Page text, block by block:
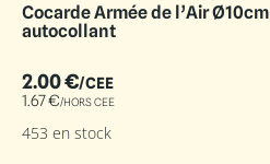
Cocarde Armée de l’Air Ø10cm
autocollant
2.00€/CEE
1.67€/HORS CEE
453 en stock